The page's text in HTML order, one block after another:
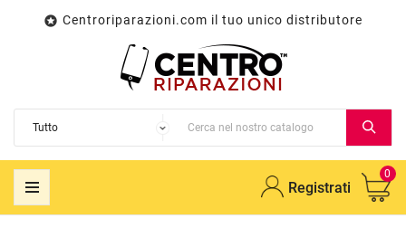
 Centroriparazioni.com il tuo unico distributore
Registrati
0